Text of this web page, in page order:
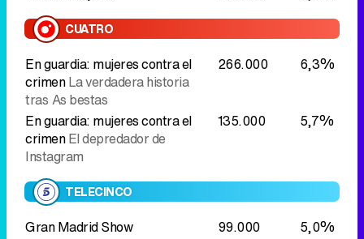
crimenEl depredador de
Instagram
TELECINCO
Gran Madrid Show 99.000 5,0%
LASEXTA
CineLa niñera perfecta 92.000 3,5%